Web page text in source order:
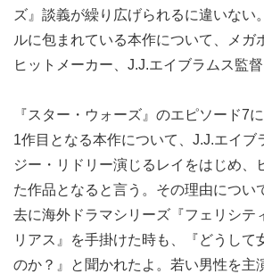
ズ』談義が繰り広げられるに違いない
ルに包まれている本作について、メガ
ヒットメーカー、J.J.エイブラムス監
『スター・ウォーズ』のエピソード7
1作目となる本作について、J.J.エイブ
ジー・リドリー演じるレイをはじめ、
た作品となると言う。その理由につい
去に海外ドラマシリーズ『フェリシテ
リアス』を手掛けた時も、『どうして
のか？』と聞かれたよ。若い男性を主